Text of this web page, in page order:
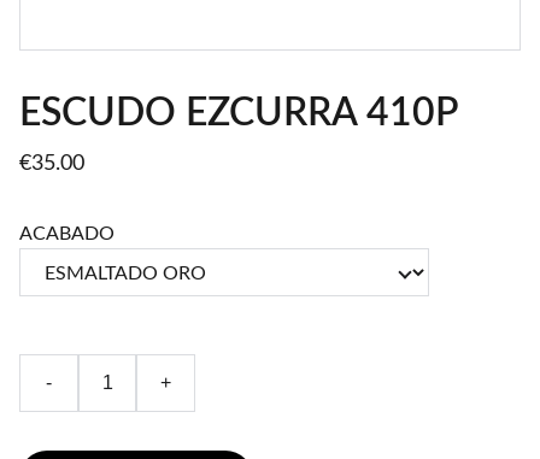
ESCUDO EZCURRA 410P
€35.00
ACABADO
- +